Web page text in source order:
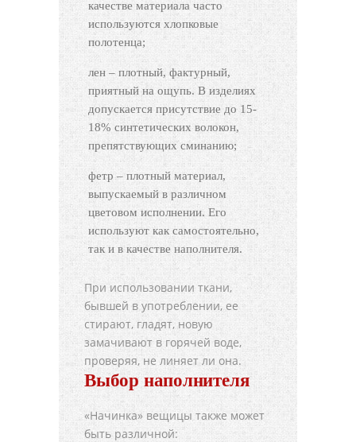
качестве материала часто
используются хлопковые
полотенца;
лен – плотный, фактурный,
приятный на ощупь. В изделиях
допускается присутствие до 15-
18% синтетических волокон,
препятствующих сминанию;
фетр – плотный материал,
выпускаемый в различном
цветовом исполнении. Его
используют как самостоятельно,
так и в качестве наполнителя.
При использовании ткани,
бывшей в употреблении, ее
стирают, гладят, новую
замачивают в горячей воде,
проверяя, не линяет ли она.
Выбор наполнителя
«Начинка» вещицы также может
быть различной: